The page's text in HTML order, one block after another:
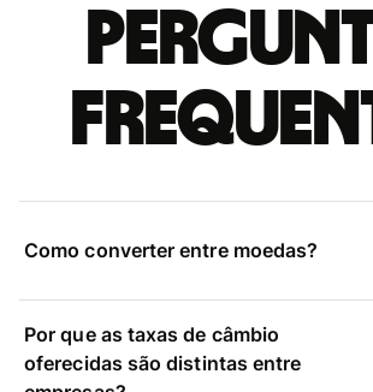
Como converter entre moedas?
Por que as taxas de câmbio
oferecidas são distintas entre